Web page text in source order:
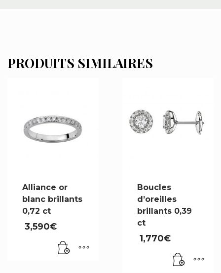
PRODUITS SIMILAIRES
Alliance or
blanc brillants
0,72 ct
3,590€
Boucles
d’oreilles
brillants 0,39
ct
1,770€